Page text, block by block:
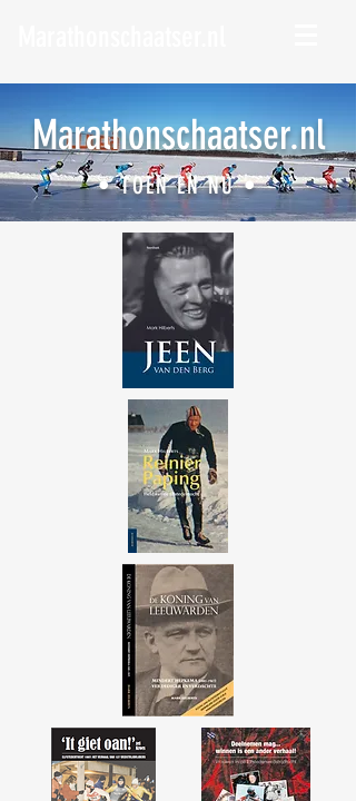
Marathonschaatser.nl
• TOEN EN NU •